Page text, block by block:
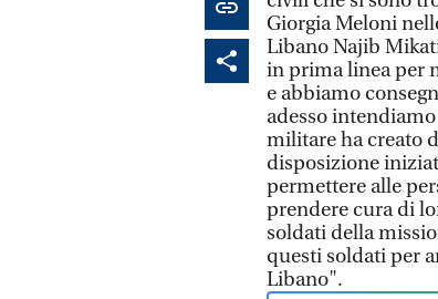
Giorgia Meloni
Libano Najib
in prima linea per
e abbiamo
adesso
militare ha creato
disposizione
permettere alle
prendere cura di
soldati della
questi soldati per
Libano".